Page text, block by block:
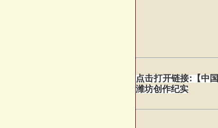
点击打开链接:【中
潍坊创作纪实